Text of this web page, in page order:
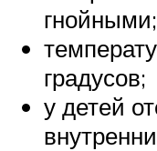
гнойными;
градусов;
у детей